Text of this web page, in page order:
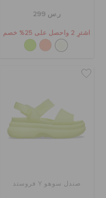
تنزيلات
مميز
تسجيل الدخول / اشتراك
قائمة الامنيات
ر.س 299
اشترِ 2 واحصل على 25% خصم
صندل سوهو Y فروستد